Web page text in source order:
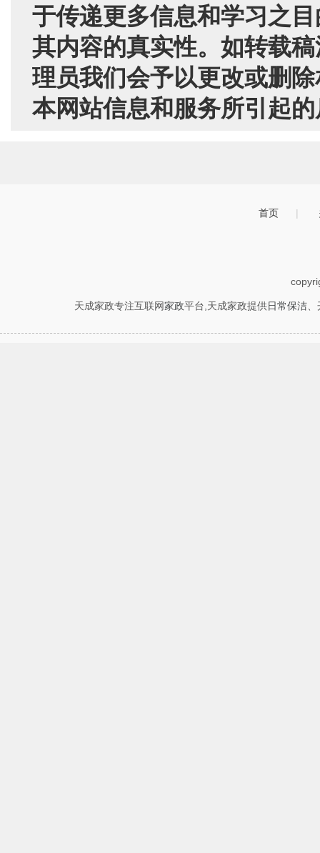
于传递更多信息和学习之
其内容的真实性。如转载
理员我们会予以更改或删
本网站信息和服务所引起
首页 |
天成家政专注互联网家政平台,天成家政提供日常保洁、